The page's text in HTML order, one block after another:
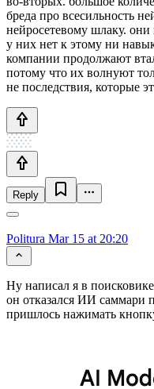
бреда про всесильность
нейросетевому шлаку. они
у них нет к этому ни
компании продолжают
потому что их волнуют
не последствия, которые
Reply
Politura Mar 15 at 20:20
Ну написал я в
он отказался ИИ саммари
пришлось нажимать